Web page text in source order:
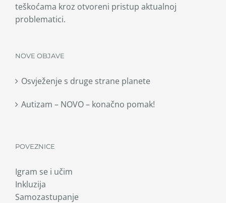
teškoćama kroz otvoreni pristup aktualnoj
problematici.
NOVE OBJAVE
Osvježenje s druge strane planete
Autizam – NOVO – konačno pomak!
POVEZNICE
Igram se i učim
Inkluzija
Samozastupanje